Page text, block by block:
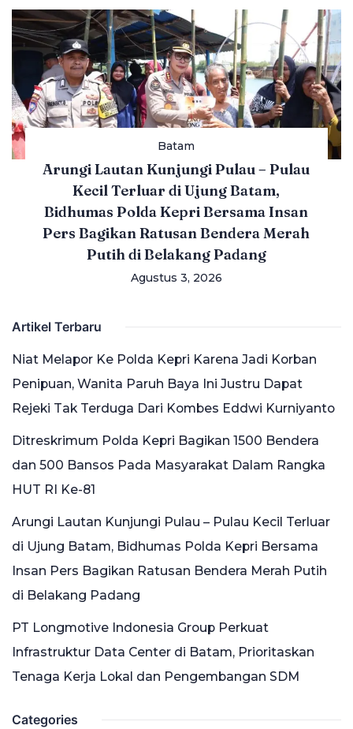
Batam
Arungi Lautan Kunjungi Pulau – Pulau
Kecil Terluar di Ujung Batam,
Bidhumas Polda Kepri Bersama Insan
Pers Bagikan Ratusan Bendera Merah
Putih di Belakang Padang
Agustus 3, 2026
Artikel Terbaru
Niat Melapor Ke Polda Kepri Karena Jadi Korban
Penipuan, Wanita Paruh Baya Ini Justru Dapat
Rejeki Tak Terduga Dari Kombes Eddwi Kurniyanto
Ditreskrimum Polda Kepri Bagikan 1500 Bendera
dan 500 Bansos Pada Masyarakat Dalam Rangka
HUT RI Ke-81
Arungi Lautan Kunjungi Pulau – Pulau Kecil Terluar
di Ujung Batam, Bidhumas Polda Kepri Bersama
Insan Pers Bagikan Ratusan Bendera Merah Putih
di Belakang Padang
PT Longmotive Indonesia Group Perkuat
Infrastruktur Data Center di Batam, Prioritaskan
Tenaga Kerja Lokal dan Pengembangan SDM
Categories